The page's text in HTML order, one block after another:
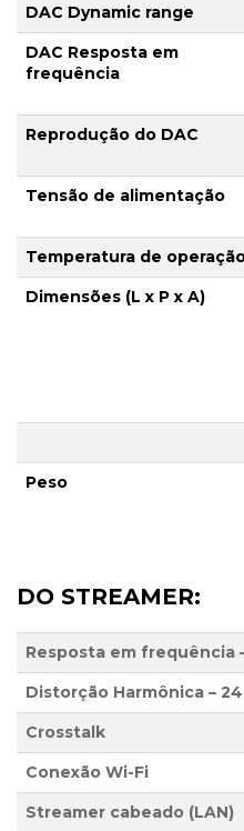
DAC Dynamic range
DAC Resposta em
frequência
Reprodução do DAC
Tensão de alimentação
Temperatura de
Dimensões (L x P x A)
Peso
DO STREAMER:
Resposta em frequência
Distorção Harmônica –
Crosstalk
Conexão Wi-Fi
Streamer cabeado (LAN)